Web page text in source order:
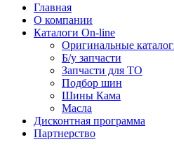
Главная
О компании
Каталоги On-line
Оригинальные
Б/у запчасти
Запчасти для ТО
Подбор шин
Шины Кама
Масла
Дисконтная программа
Партнерство